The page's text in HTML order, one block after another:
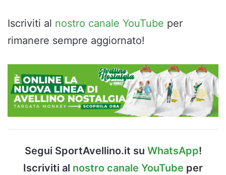
Iscriviti al nostro canale YouTube per
rimanere sempre aggiornato!
Segui SportAvellino.it su WhatsApp!
Iscriviti al nostro canale YouTube per